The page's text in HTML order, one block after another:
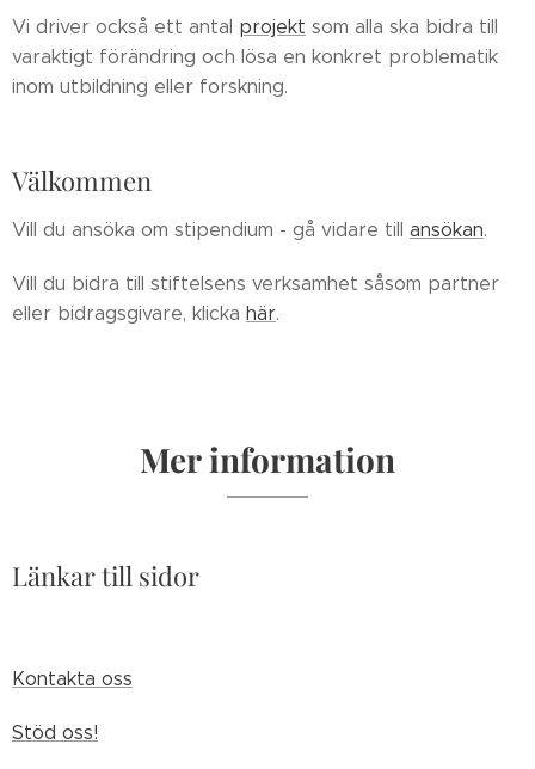
Vi driver också ett antal projekt som alla ska bidra till
varaktigt förändring och lösa en konkret problematik
inom utbildning eller forskning.
Välkommen
Vill du ansöka om stipendium - gå vidare till ansökan.
Vill du bidra till stiftelsens verksamhet såsom partner
eller bidragsgivare, klicka här.
Mer information
Länkar till sidor
Kontakta oss
Stöd oss!